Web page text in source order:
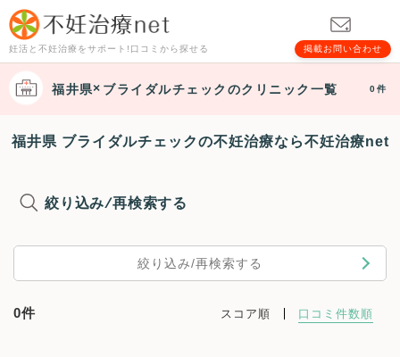
妊活と不妊治療をサポート!口コミから探せる 掲載お問い合わせ
福井県 ブライダルチェック のクリニック一覧 0件
福井県 ブライダルチェックの不妊治療なら不妊治療net
絞り込み/再検索する
絞り込み/再検索する
0件 スコア順 口コミ件数順